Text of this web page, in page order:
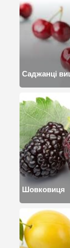
Саджанці
Шовковиця